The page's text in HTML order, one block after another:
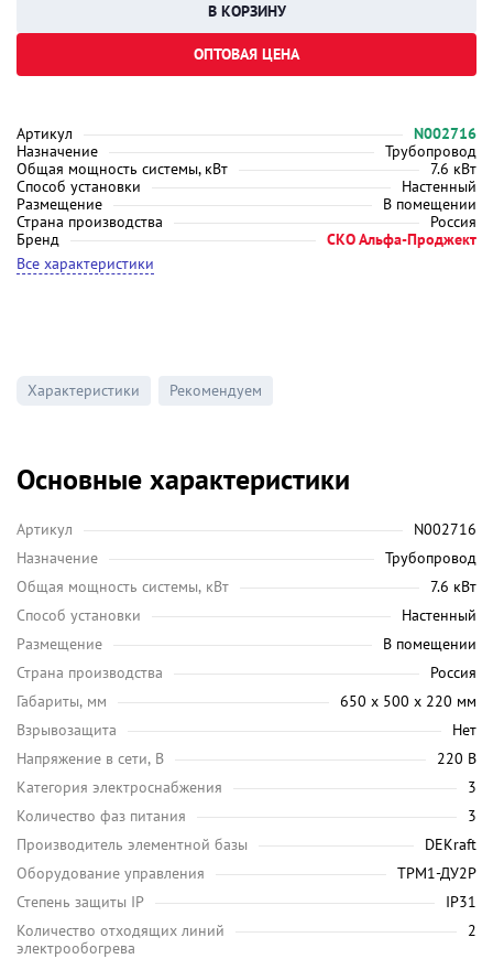
Артикул
N002716
Назначение
Трубопровод
Общая мощность системы, кВт
7.6 кВт
Способ установки
Настенный
Размещение
В помещении
Страна производства
Россия
Бренд
СКО Альфа-Проджект
Все характеристики
ОПТОВАЯ ЦЕНА
Характеристики Рекомендуем
Основные характеристики
Артикул
N002716
Назначение
Трубопровод
Общая мощность системы, кВт
7.6 кВт
Способ установки
Настенный
Размещение
В помещении
Страна производства
Россия
Габариты, мм
650 х 500 х 220 мм
Взрывозащита
Нет
Напряжение в сети, В
220 В
Категория электроснабжения
3
Количество фаз питания
3
Производитель элементной базы
DEKraft
Оборудование управления
ТРМ1-ДУ2Р
Степень защиты IP
IP31
Количество отходящих линий
электрообогрева
2